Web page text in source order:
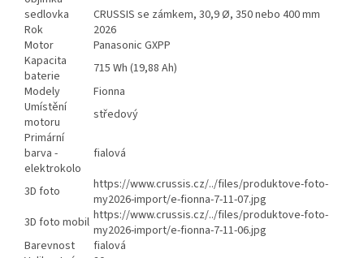
sedlovka
CRUSSIS se zámkem, 30,9 Ø, 350 nebo 400 mm
Rok
2026
Motor
Panasonic GXPP
Kapacita
baterie
715 Wh (19,88 Ah)
Modely
Fionna
Umístění
motoru
středový
Primární
barva -
elektrokolo
fialová
3D foto
https://www.crussis.cz/../files/produktove-foto-
my2026-import/e-fionna-7-11-07.jpg
3D foto mobil https://www.crussis.cz/../files/produktove-foto-
my2026-import/e-fionna-7-11-06.jpg
Barevnost
fialová